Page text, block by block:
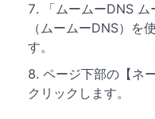
「ムームーDNS
（ムームーDNS）を
す。
ページ下部の【ネ
クリックします。